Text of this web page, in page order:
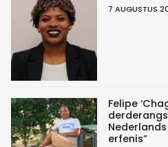
7 AUGUSTUS
Felipe
erfenis”